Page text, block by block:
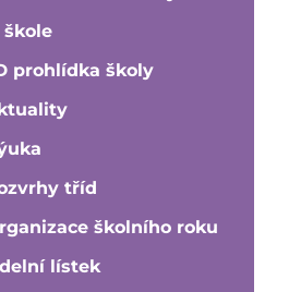
škole
prohlídka školy
tříd
školního roku
lístek